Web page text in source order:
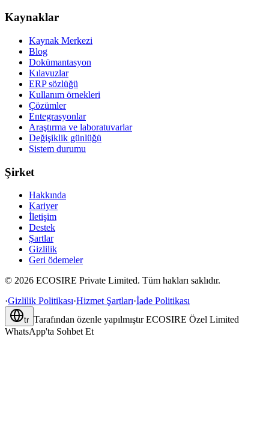
Kaynaklar
Kaynak Merkezi
Blog
Dokümantasyon
Kılavuzlar
ERP sözlüğü
Kullanım örnekleri
Çözümler
Entegrasyonlar
Araştırma ve laboratuvarlar
Değişiklik günlüğü
Sistem durumu
Şirket
Hakkında
Kariyer
İletişim
Destek
Şartlar
Gizlilik
Geri ödemeler
© 2026 ECOSIRE Private Limited. Tüm hakları saklıdır.
·Gizlilik Politikası·Hizmet Şartları·İade Politikası
tr Tarafından özenle yapılmıştır ECOSIRE Özel Limited
WhatsApp'ta Sohbet Et